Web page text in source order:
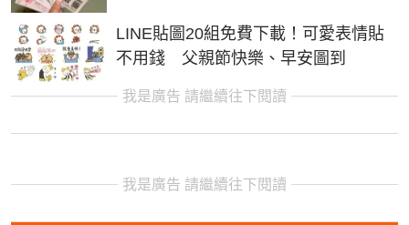
LINE貼圖20組免費下載！可愛表情貼
不用錢 父親節快樂、早安圖到
我是廣告 請繼續往下閱讀
我是廣告 請繼續往下閱讀